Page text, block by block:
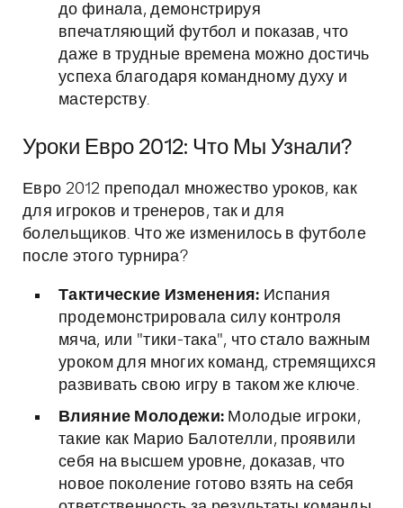
до финала, демонстрируя
впечатляющий футбол и показав, что
даже в трудные времена можно достичь
успеха благодаря командному духу и
мастерству.
Уроки Евро 2012: Что Мы Узнали?
Евро 2012 преподал множество уроков, как
для игроков и тренеров, так и для
болельщиков. Что же изменилось в футболе
после этого турнира?
Тактические Изменения: Испания
продемонстрировала силу контроля
мяча, или "тики-така", что стало важным
уроком для многих команд, стремящихся
развивать свою игру в таком же ключе.
Влияние Молодежи: Молодые игроки,
такие как Марио Балотелли, проявили
себя на высшем уровне, доказав, что
новое поколение готово взять на себя